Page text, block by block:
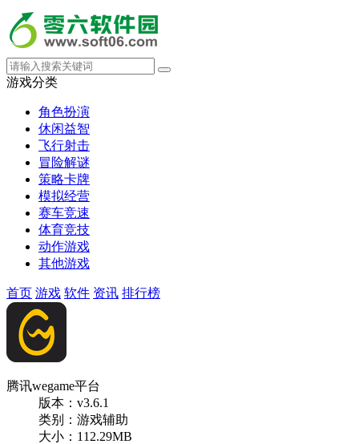
游戏分类
角色扮演
休闲益智
飞行射击
冒险解谜
策略卡牌
模拟经营
赛车竞速
体育竞技
动作游戏
其他游戏
首页 游戏 软件 资讯 排行榜
腾讯wegame平台
版本：v3.6.1
类别：游戏辅助
大小：112.29MB